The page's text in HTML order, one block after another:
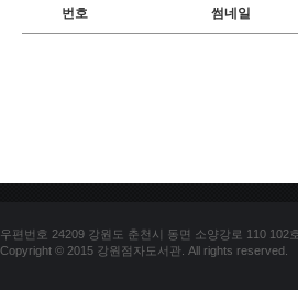
번호 썸네일
우편번호 24209 강원도 춘천시 동면 소양강로 110 102
Copyright © 2015 강원점자도서관. All rights reserved.